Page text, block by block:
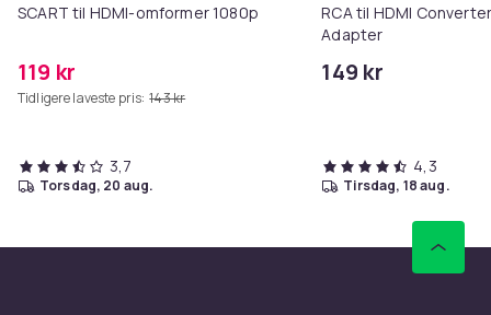
SCART til HDMI-omformer 1080p
119 kr
Tidligere laveste pris: 143 kr
3,7
torsdag, 20 aug.
RCA til HDMI
Adapter
149 kr
4,3
tirsdag, 18 aug.